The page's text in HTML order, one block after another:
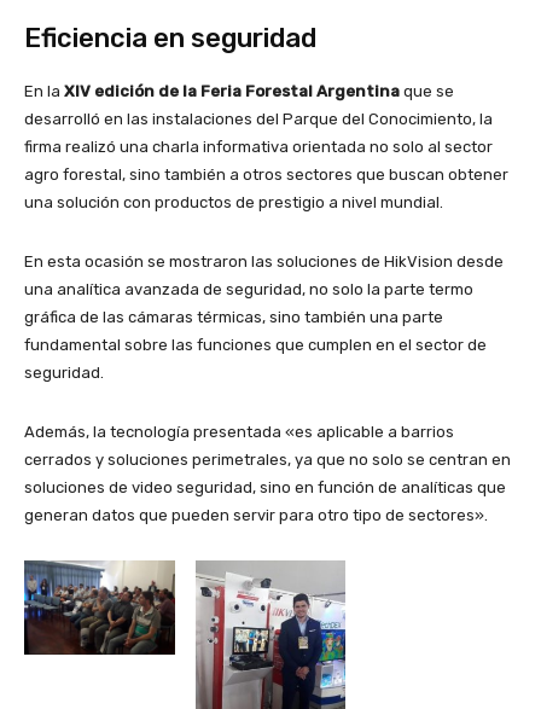
Eficiencia en seguridad
En la XIV edición de la Feria Forestal Argentina que se
desarrolló en las instalaciones del Parque del Conocimiento, la
firma realizó una charla informativa orientada no solo al sector
agro forestal, sino también a otros sectores que buscan obtener
una solución con productos de prestigio a nivel mundial.
En esta ocasión se mostraron las soluciones de HikVision desde
una analítica avanzada de seguridad, no solo la parte termo
gráfica de las cámaras térmicas, sino también una parte
fundamental sobre las funciones que cumplen en el sector de
seguridad.
Además, la tecnología presentada «es aplicable a barrios
cerrados y soluciones perimetrales, ya que no solo se centran en
soluciones de video seguridad, sino en función de analíticas que
generan datos que pueden servir para otro tipo de sectores».